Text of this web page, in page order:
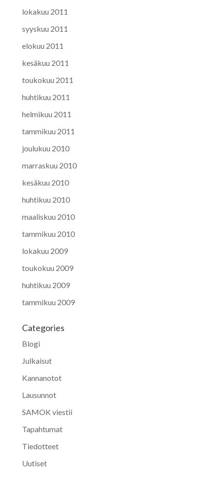
lokakuu 2011
syyskuu 2011
elokuu 2011
kesäkuu 2011
toukokuu 2011
huhtikuu 2011
helmikuu 2011
tammikuu 2011
joulukuu 2010
marraskuu 2010
kesäkuu 2010
huhtikuu 2010
maaliskuu 2010
tammikuu 2010
lokakuu 2009
toukokuu 2009
huhtikuu 2009
tammikuu 2009
Categories
Blogi
Julkaisut
Kannanotot
Lausunnot
SAMOK viestii
Tapahtumat
Tiedotteet
Uutiset